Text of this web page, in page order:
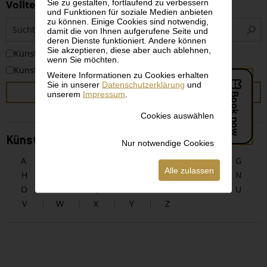
und Funktionen für soziale Medien anbieten
zu können. Einige Cookies sind notwendig,
damit die von Ihnen aufgerufene Seite und
deren Dienste funktioniert. Andere können
Sie akzeptieren, diese aber auch ablehnen,
wenn Sie möchten.
Weitere Informationen zu Cookies erhalten
Sie in unserer Datenschutzerklärung und
unserem Impressum
Cookies auswählen
Nur notwendige Cookies
Alle zulassen
Volltextsuche
KünstlerInnen
Kunstwerke
SUCHEN
KünstlerInnen alphabetisch
A E F
G
H
L M
N
O
U
V
W X Y Z